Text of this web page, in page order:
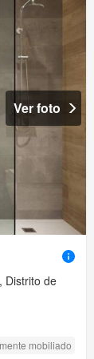
Ver foto
Distrito de
mobiliado